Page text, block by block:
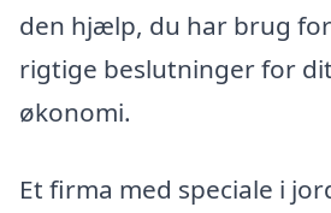
den hjælp, du har brug
rigtige beslutninger for
økonomi.
Et firma med speciale i